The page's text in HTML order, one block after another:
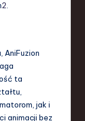
2
AniFuzion
ta
jak i
animacji bez